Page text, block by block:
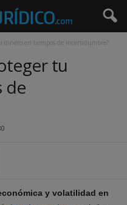
dinero en tiempos de incertidumbre?
tu
de
y volatilidad en